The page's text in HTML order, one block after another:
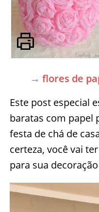
→ flores de
Este post especial
baratas com papel
festa de chá de
certeza, você vai
para sua